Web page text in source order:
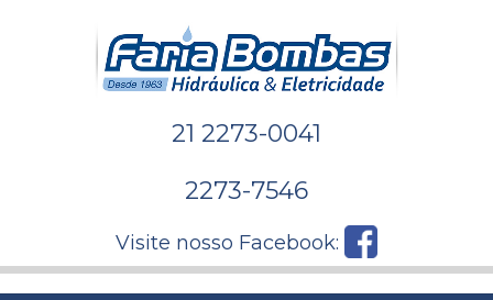
21 2273-0041
2273-7546
Visite nosso Facebook: